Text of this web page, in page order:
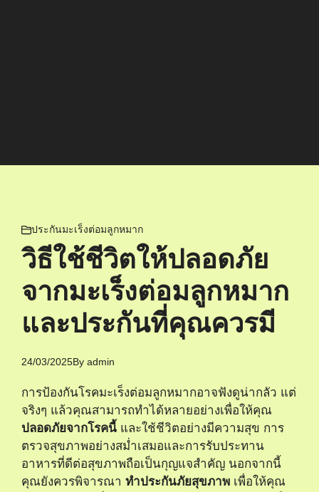
ประกันมะเร็งต่อมลูกหมาก
วิธีใช้ชีวิตให้ปลอดภัย
จากมะเร็งต่อมลูกหมาก
และประกันที่คุณควรมี
24/03/2025By admin
การป้องกันโรคมะเร็งต่อมลูกหมากอาจฟังดูน่ากลัว แต่
จริงๆ แล้วคุณสามารถทำได้หลายอย่างเพื่อให้คุณ
ปลอดภัยจากโรคนี้ และใช้ชีวิตอย่างมีความสุข การ
ตรวจสุขภาพอย่างสม่ำเสมอและการรับประทาน
อาหารที่ดีต่อสุขภาพถือเป็นกุญแจสำคัญ นอกจากนี้
คุณยังควรพิจารณา ทำประกันภัยสุขภาพ เพื่อให้คุณ